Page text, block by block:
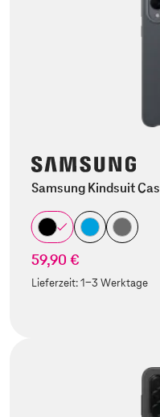
Samsung Kindsuit
59,90 €
Lieferzeit:1-3 Werktage